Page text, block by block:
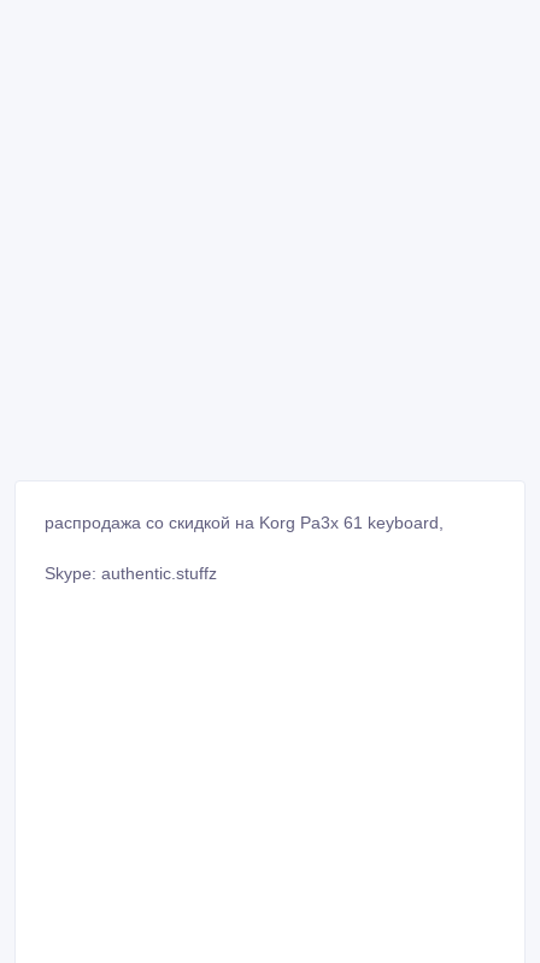
распродажа со скидкой на Korg Pa3x 61 keyboard,
Skype: authentic.stuffz